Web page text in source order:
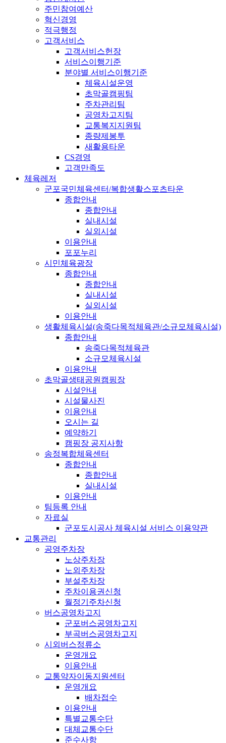
주민참여예산
혁신경영
적극행정
고객서비스
고객서비스헌장
서비스이행기준
분야별 서비스이행기준
체육시설운영
초막골캠핑팀
주차관리팀
공영차고지팀
교통복지지원팀
종량제봉투
새활용타운
CS경영
고객만족도
체육레저
군포국민체육센터/복합생활스포츠타운
종합안내
종합안내
실내시설
실외시설
이용안내
포포누리
시민체육광장
종합안내
종합안내
실내시설
실외시설
이용안내
생활체육시설(송죽다목적체육관/소규모체육시설)
종합안내
송죽다목적체육관
소규모체육시설
이용안내
초막골생태공원캠핑장
시설안내
시설물사진
이용안내
오시는 길
예약하기
캠핑장 공지사항
송정복합체육센터
종합안내
종합안내
실내시설
이용안내
팀등록 안내
자료실
군포도시공사 체육시설 서비스 이용약관
교통관리
공영주차장
노상주차장
노외주차장
부설주차장
주차이용권신청
월정기주차신청
버스공영차고지
군포버스공영차고지
부곡버스공영차고지
시외버스정류소
운영개요
이용안내
교통약자이동지원센터
운영개요
배차접수
이용안내
특별교통수단
대체교통수단
준수사항